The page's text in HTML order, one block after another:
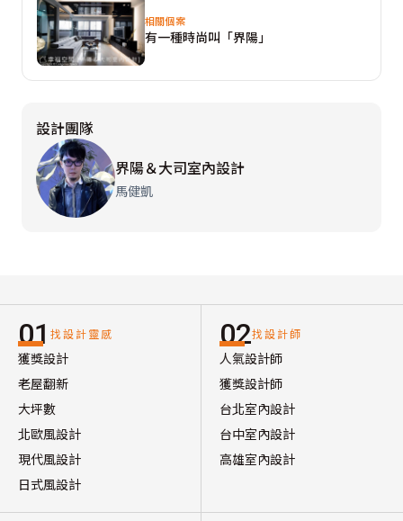
相關個案
有一種時尚叫「界陽」
設計團隊
界陽＆大司室內設計
馬健凱
01 找設計靈感
獲獎設計
老屋翻新
大坪數
北歐風設計
現代風設計
日式風設計
02找設計師
人氣設計師
獲獎設計師
台北室內設計
台中室內設計
高雄室內設計